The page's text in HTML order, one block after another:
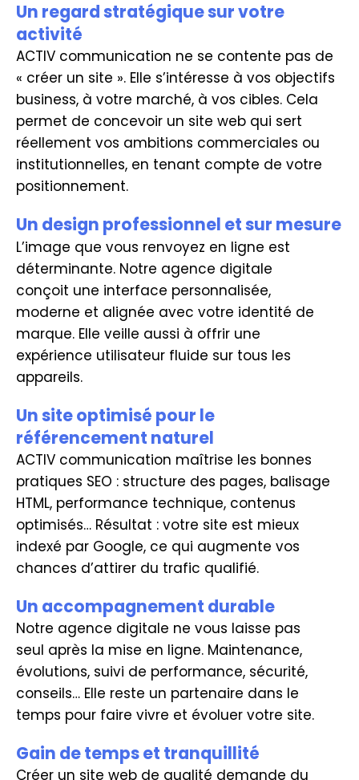
Un regard stratégique sur votre
activité
ACTIV communication ne se contente pas de
« créer un site ». Elle s’intéresse à vos objectifs
business, à votre marché, à vos cibles. Cela
permet de concevoir un site web qui sert
réellement vos ambitions commerciales ou
institutionnelles, en tenant compte de votre
positionnement.
Un design professionnel et sur mesure
L’image que vous renvoyez en ligne est
déterminante. Notre agence digitale
conçoit une interface personnalisée,
moderne et alignée avec votre identité de
marque. Elle veille aussi à offrir une
expérience utilisateur fluide sur tous les
appareils.
Un site optimisé pour le
référencement naturel
ACTIV communication maîtrise les bonnes
pratiques SEO : structure des pages, balisage
HTML, performance technique, contenus
optimisés… Résultat : votre site est mieux
indexé par Google, ce qui augmente vos
chances d’attirer du trafic qualifié.
Un accompagnement durable
Notre agence digitale ne vous laisse pas
seul après la mise en ligne. Maintenance,
évolutions, suivi de performance, sécurité,
conseils… Elle reste un partenaire dans le
temps pour faire vivre et évoluer votre site.
Gain de temps et tranquillité
Créer un site web de qualité demande du